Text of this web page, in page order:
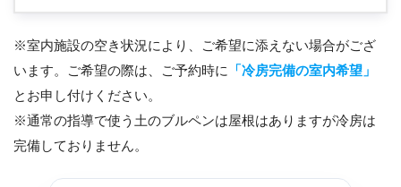
※室内施設の空き状況により、ご希望に添えない場合がござ
います。ご希望の際は、ご予約時に
「冷房完備の室内希望」
とお申し付けください。
※通常の指導で使う土のブルペンは屋根はありますが冷房は
完備しておりません。